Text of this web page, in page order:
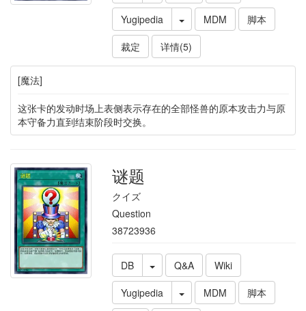
Yugipedia
MDM
脚本
裁定
详情(5)
[魔法]
这张卡的发动时场上表侧表示存在的全部怪兽的原本攻击力与原
本守备力直到结束阶段时交换。
谜题
クイズ
Question
38723936
DB Q&A
Wiki
Yugipedia
MDM
脚本